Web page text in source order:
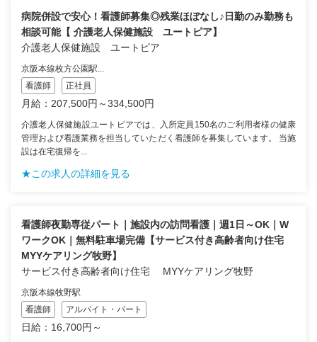
病院併設で安心！看護師募集◎残業ほぼなし♪日勤のみ勤務も
相談可能【 介護老人保健施設 ユートピア】
介護老人保健施設 ユートピア
京阪本線枚方公園駅...
看護師
正社員
月給：207,500円～334,500円
介護老人保健施設ユートピアでは、入所定員150名のご利用者様の健康
管理および看護業務を担当していただく看護師を募集しています。 当施
設は在宅復帰を...
★この求人の詳細を見る
看護師夜勤専従パート｜施設内の訪問看護｜週1日～OK｜W
ワークOK｜無料駐車場完備【サービス付き高齢者向け住宅
MYYケアリング牧野】
サービス付き高齢者向け住宅 MYYケアリング牧野
京阪本線牧野駅
看護師
アルバイト・パート
日給：16,700円～